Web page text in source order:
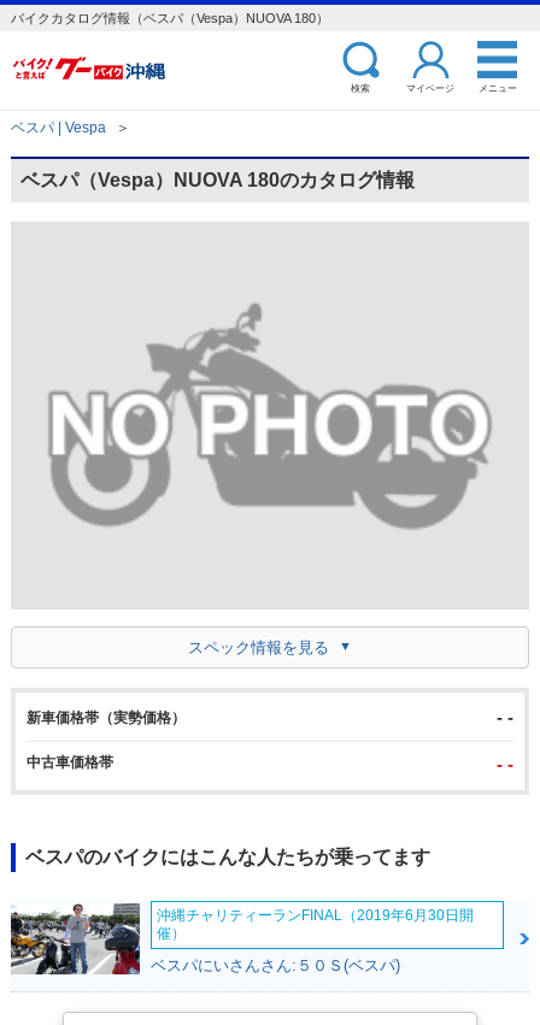
バイクカタログ情報（ベスパ（Vespa）NUOVA 180）
検索 マイページ メニュー
ベスパ | Vespa ＞
ベスパ（Vespa）NUOVA 180のカタログ情報
スペック情報を見る
新車価格帯（実勢価格） - -
中古車価格帯 - -
ベスパのバイクにはこんな人たちが乗ってます
沖縄チャリティーランFINAL（2019年6月30日開
催）
ベスパにいさんさん:５０Ｓ(ベスパ)